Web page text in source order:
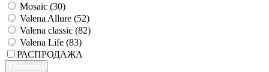
Mosaic (30)
Valena Allure (52)
Valena classic (82)
Valena Life (83)
РАСПРОДАЖА